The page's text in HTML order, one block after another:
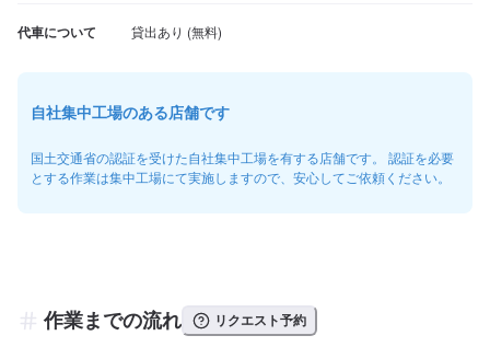
代車について
自社集中工場のある店舗です
国土交通省の認証を受けた自社集中工場を有する店舗です。 認証を必要
とする作業は集中工場にて実施しますので、安心してご依頼ください。
作業までの流れ リクエスト予約